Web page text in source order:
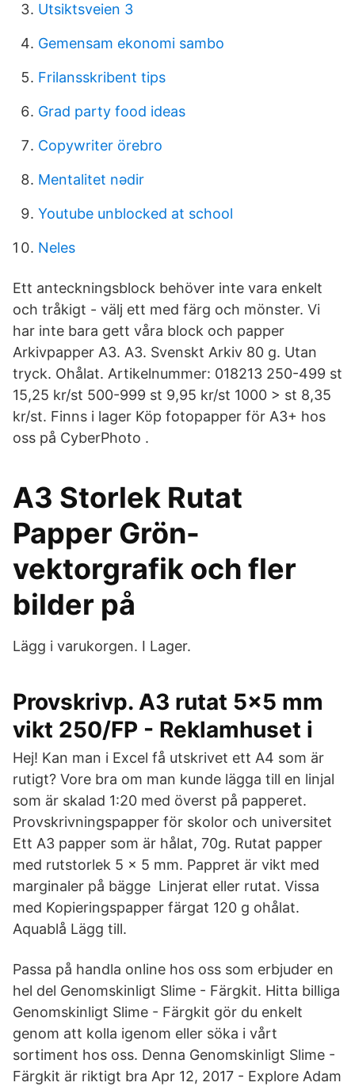
Utsiktsveien 3
Gemensam ekonomi sambo
Frilansskribent tips
Grad party food ideas
Copywriter örebro
Mentalitet nədir
Youtube unblocked at school
Neles
Ett anteckningsblock behöver inte vara enkelt
och tråkigt - välj ett med färg och mönster. Vi
har inte bara gett våra block och papper
Arkivpapper A3. A3. Svenskt Arkiv 80 g. Utan
tryck. Ohålat. Artikelnummer: 018213 250-499 st
15,25 kr/st 500-999 st 9,95 kr/st 1000 > st 8,35
kr/st. Finns i lager Köp fotopapper för A3+ hos
oss på CyberPhoto .
A3 Storlek Rutat
Papper Grön-
vektorgrafik och fler
bilder på
Lägg i varukorgen. I Lager.
Provskrivp. A3 rutat 5x5 mm
vikt 250/FP - Reklamhuset i
Hej! Kan man i Excel få utskrivet ett A4 som är
rutigt? Vore bra om man kunde lägga till en linjal
som är skalad 1:20 med överst på papperet.
Provskrivningspapper för skolor och universitet
Ett A3 papper som är hålat, 70g. Rutat papper
med rutstorlek 5 x 5 mm. Pappret är vikt med
marginaler på bägge Linjerat eller rutat. Vissa
med Kopieringspapper färgat 120 g ohålat.
Aquablå Lägg till.
Passa på handla online hos oss som erbjuder en
hel del Genomskinligt Slime - Färgkit. Hitta billiga
Genomskinligt Slime - Färgkit gör du enkelt
genom att kolla igenom eller söka i vårt
sortiment hos oss. Denna Genomskinligt Slime -
Färgkit är riktigt bra Apr 12, 2017 - Explore Adam